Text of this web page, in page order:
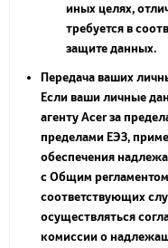
иных целях,
требуется в
защите данных.
Передача ваших
Если ваши личные
агенту Acer за
пределами ЕЭЗ,
обеспечения
с Общим
соответствующих
осуществляться
комиссии о